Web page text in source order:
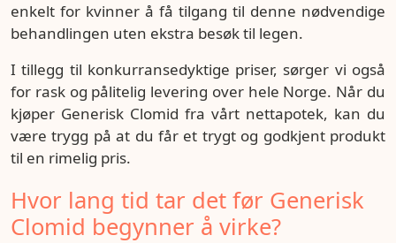
enkelt for kvinner å få tilgang til denne nødvendige
behandlingen uten ekstra besøk til legen.
I tillegg til konkurransedyktige priser, sørger vi også
for rask og pålitelig levering over hele Norge. Når du
kjøper Generisk Clomid fra vårt nettapotek, kan du
være trygg på at du får et trygt og godkjent produkt
til en rimelig pris.
Hvor lang tid tar det før Generisk
Clomid begynner å virke?